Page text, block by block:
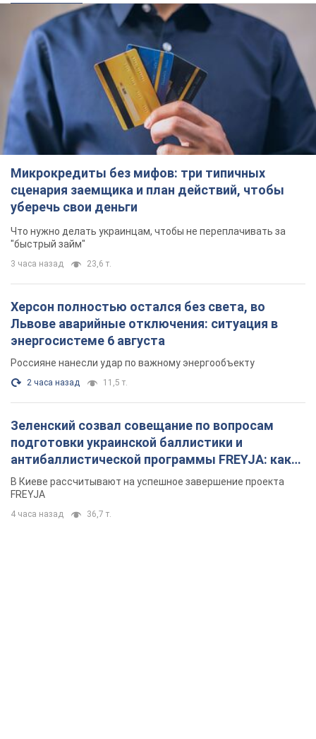
Микрокредиты без мифов: три типичных
сценария заемщика и план действий, чтобы
уберечь свои деньги
Что нужно делать украинцам, чтобы не переплачивать за
"быстрый займ"
3 часа назад 23,6 т.
Херсон полностью остался без света, во
Львове аварийные отключения: ситуация в
энергосистеме 6 августа
Россияне нанесли удар по важному энергообъекту
2 часа назад 11,5 т.
Зеленский созвал совещание по вопросам
подготовки украинской баллистики и
антибаллистической программы FREYJA: какие
решения готовятся
В Киеве рассчитывают на успешное завершение проекта
FREYJA
4 часа назад 36,7 т.